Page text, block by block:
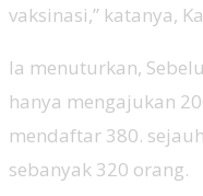
vaksinasi,” katanya,
Ia menuturkan,
hanya mengajukan
mendaftar 380.
sebanyak 320 orang.